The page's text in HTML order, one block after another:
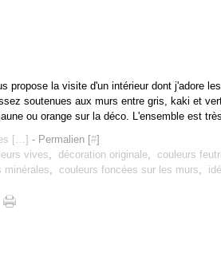
propose la visite d'un intérieur dont j'adore
soutenues aux murs entre gris, kaki et
ou orange sur la déco. L'ensemble est
[…] - Permalien [#]
vives, décoration originale, couleurs
minérales, couleurs foncées sur les murs,